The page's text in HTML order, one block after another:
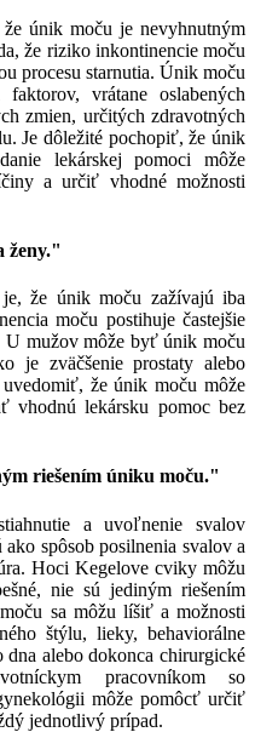
únik moču je nevyhnutným
že riziko inkontinencie moču
procesu starnutia. Únik moču
vrátane oslabených
zmien, určitých zdravotných
Je dôležité pochopiť, že únik
lekárskej pomoci môže
a určiť vhodné možnosti
ženy."
že únik moču zažívajú iba
moču postihuje častejšie
U mužov môže byť únik moču
je zväčšenie prostaty alebo
uvedomiť, že únik moču môže
lekársku pomoc bez
riešením úniku moču."
a uvoľnenie svalov
spôsob posilnenia svalov a
Hoci Kegelove cviky môžu
nie sú jediným riešením
sa môžu líšiť a možnosti
štýlu, lieky, behaviorálne
alebo dokonca chirurgické
pracovníkom so
môže pomôcť určiť
jednotlivý prípad.